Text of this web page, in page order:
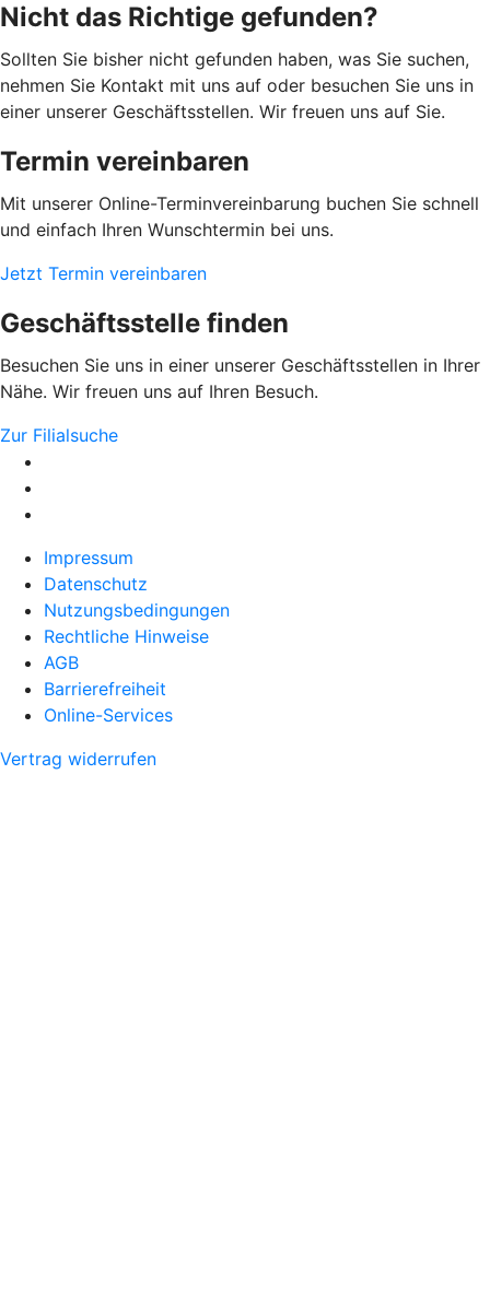
Nicht das Richtige gefunden?
Sollten Sie bisher nicht gefunden haben, was Sie suchen,
nehmen Sie Kontakt mit uns auf oder besuchen Sie uns in
einer unserer Geschäftsstellen. Wir freuen uns auf Sie.
Termin vereinbaren
Mit unserer Online-Terminvereinbarung buchen Sie schnell
und einfach Ihren Wunschtermin bei uns.
Jetzt Termin vereinbaren
Geschäftsstelle finden
Besuchen Sie uns in einer unserer Geschäftsstellen in Ihrer
Nähe. Wir freuen uns auf Ihren Besuch.
Zur Filialsuche
Impressum
Datenschutz
Nutzungsbedingungen
Rechtliche Hinweise
AGB
Barrierefreiheit
Online-Services
Vertrag widerrufen